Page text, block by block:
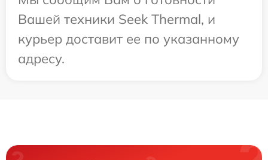
Вашей техники Seek Thermal, и
курьер доставит ее по указанному
адресу.